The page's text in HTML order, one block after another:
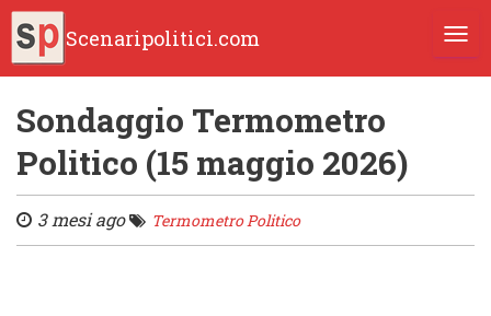
Scenaripolitici.com
Sondaggio Termometro
Politico (15 maggio 2026)
3 mesi ago Termometro Politico